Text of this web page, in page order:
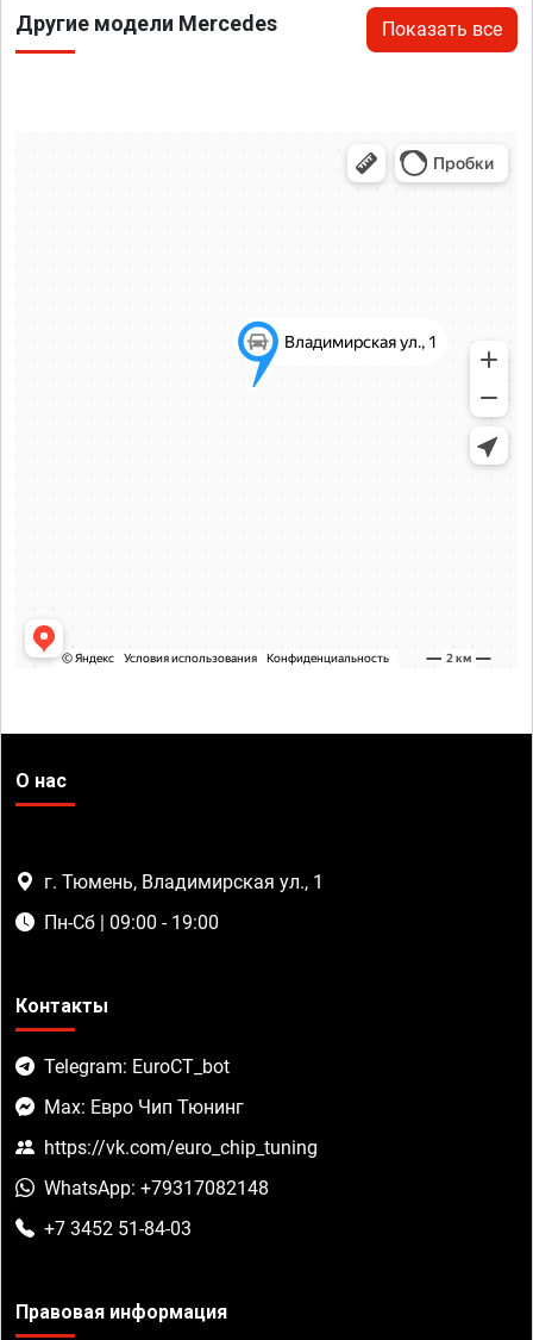
Другие модели Mercedes Показать все
О нас
г. Тюмень, Владимирская ул., 1
Пн-Сб | 09:00 - 19:00
Контакты
Telegram: EuroCT_bot
Max: Евро Чип Тюнинг
https://vk.com/euro_chip_tuning
WhatsApp: +79317082148
+7 3452 51-84-03
Правовая информация